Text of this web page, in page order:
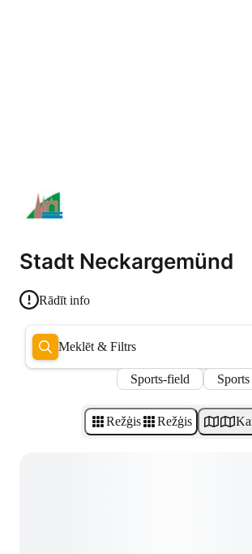
Stadt Neckargemünd
Rādīt info
Meklēt & Filtrs
Sports-field
Režģis Režģis